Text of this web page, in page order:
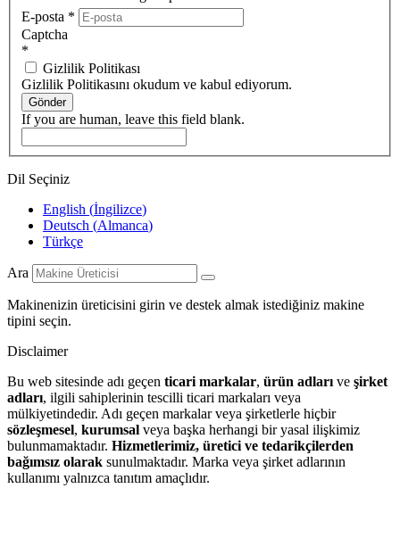
E-posta *
Captcha
*
Gizlilik Politikası
Gizlilik Politikasını okudum ve kabul ediyorum.
Gönder
If you are human, leave this field blank.
Dil Seçiniz
English (İngilizce)
Deutsch (Almanca)
Türkçe
Ara
Makinenizin üreticisini girin ve destek almak istediğiniz makine
tipini seçin.
Disclaimer
Bu web sitesinde adı geçen ticari markalar, ürün adları ve şirket
adları, ilgili sahiplerinin tescilli ticari markaları veya
mülkiyetindedir. Adı geçen markalar veya şirketlerle hiçbir
sözleşmesel, kurumsal veya başka herhangi bir yasal ilişkimiz
bulunmamaktadır. Hizmetlerimiz, üretici ve tedarikçilerden
bağımsız olarak sunulmaktadır. Marka veya şirket adlarının
kullanımı yalnızca tanıtım amaçlıdır.